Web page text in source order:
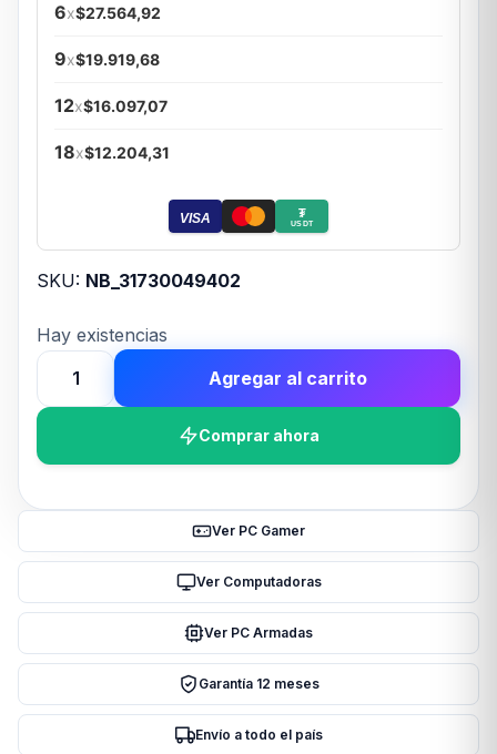
6x$27.564,92
9x$19.919,68
12x$16.097,07
18x$12.204,31
VISA ₮
USDT
SKU: NB_31730049402
Hay existencias
PARLANTE
GENIUS
cantidad
Agregar al carrito
Comprar ahora
Ver PC Gamer
Ver Computadoras
Ver PC Armadas
Garantía 12 meses
Envío a todo el país